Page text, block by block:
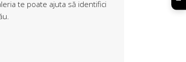
te poate ajuta să identifici